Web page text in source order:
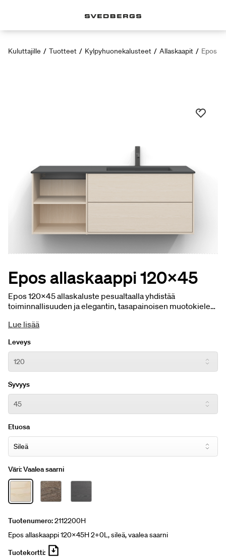
Kuluttajille / Tuotteet / Kylpyhuonekalusteet / Allaskaapit / Epos
Epos allaskaappi 120x45
Epos 120×45 allaskaluste pesualtaalla yhdistää
toiminnallisuuden ja elegantin, tasapainoisen muotokielen.
massiivipuinen etusarja aidoilla puuviiluilla tuo esiin
Lue lisää
Leveys
Syvyys
Etuosa
Väri:Vaalea saarni
Tuotenumero:2112200H
Epos allaskaappi 120x45H 2+0L, sileä, vaalea saarni
Tuotekortti: